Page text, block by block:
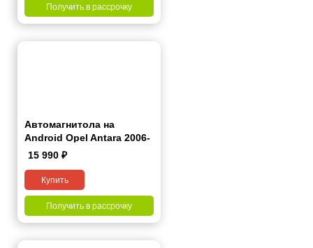
Получить в рассрочку
Автомагнитола на
Android Opel Antara 2006-
2015 7 дюймов
15 990 ₽
Купить
Получить в рассрочку